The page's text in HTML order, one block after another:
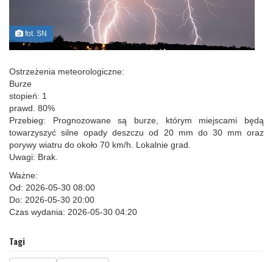
fot. SN
Ostrzeżenia meteorologiczne:
Burze
stopień: 1
prawd. 80%
Przebieg: Prognozowane są burze, którym miejscami będą
towarzyszyć silne opady deszczu od 20 mm do 30 mm oraz
porywy wiatru do około 70 km/h. Lokalnie grad.
Uwagi: Brak.
Ważne:
Od: 2026-05-30 08:00
Do: 2026-05-30 20:00
Czas wydania: 2026-05-30 04:20
Tagi